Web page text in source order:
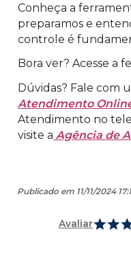
Conheça a
preparamos e
controle é
Bora ver? Acesse a
Dúvidas? Fale com
Atendimento
Atendimento no
visite a Agência de
Publicado em 11/11/2024
Avaliar